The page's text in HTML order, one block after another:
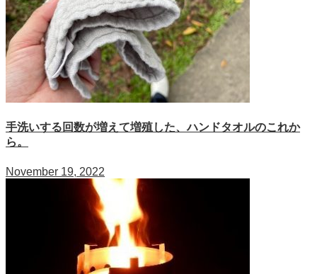
手洗いする回数が増えて増殖した、ハンドタオルのこれか
ら。
November 19, 2022